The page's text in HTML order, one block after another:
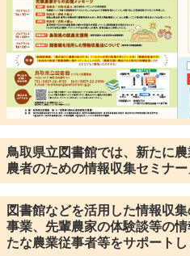
鳥取県立図書館では、新たに
農者のための情報収集セミナー
図書館などを活用した情報収
事業、先輩農家の体験談等の
たな農業従事者等をサポート